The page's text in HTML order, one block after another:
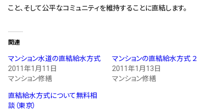
こと、そして公平なコミュニティを維持することに直結します。
関連
マンション水道の直結給水方式
2011年1月11日
マンション修繕
マンションの直結給水方式 ２
2011年1月13日
マンション修繕
直結給水方式について無料相
談（東京）